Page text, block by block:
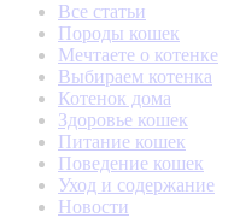
Все статьи
Породы кошек
Мечтаете о котенке
Выбираем котенка
Котенок дома
Здоровье кошек
Питание кошек
Поведение кошек
Уход и содержание
Новости